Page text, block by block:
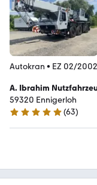
Autokran • EZ 02/2002
A. Ibrahim
59320 Ennigerloh
4.9 Sterne
(63)